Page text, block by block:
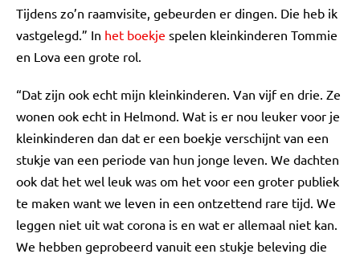
Tijdens zo’n raamvisite, gebeurden er dingen. Die heb ik
vastgelegd.” In het boekje spelen kleinkinderen Tommie
en Lova een grote rol.
“Dat zijn ook echt mijn kleinkinderen. Van vijf en drie. Ze
wonen ook echt in Helmond. Wat is er nou leuker voor je
kleinkinderen dan dat er een boekje verschijnt van een
stukje van een periode van hun jonge leven. We dachten
ook dat het wel leuk was om het voor een groter publiek
te maken want we leven in een ontzettend rare tijd. We
leggen niet uit wat corona is en wat er allemaal niet kan.
We hebben geprobeerd vanuit een stukje beleving die